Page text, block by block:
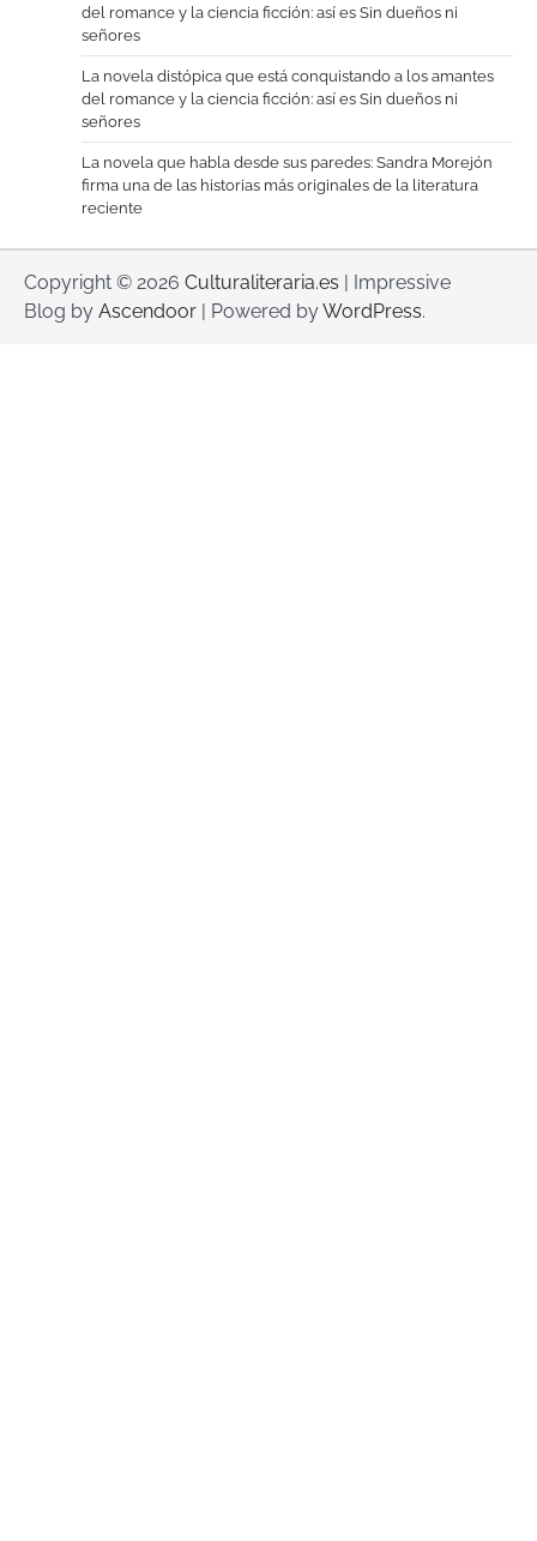
del romance y la ciencia ficción: así es Sin dueños ni
señores
La novela distópica que está conquistando a los amantes
del romance y la ciencia ficción: así es Sin dueños ni
señores
La novela que habla desde sus paredes: Sandra Morejón
firma una de las historias más originales de la literatura
reciente
Copyright © 2026 Culturaliteraria.es | Impressive
Blog by Ascendoor | Powered byWordPress.